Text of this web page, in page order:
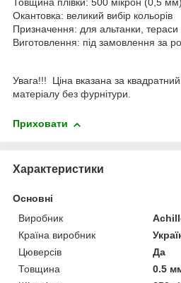
Товщина плівки: 500 мікрон (0,5 мм)
Окантовка: великий вибір кольорів
Призначення: для альтанки, тераси
Виготовлення: під замовлення за
Увага!!! Ціна вказана за
матеріалу без фурнітури.
Приховати
Характеристики
Основні
Виробник
Країна виробник
Цюверсів
Да
Товщина
0.5